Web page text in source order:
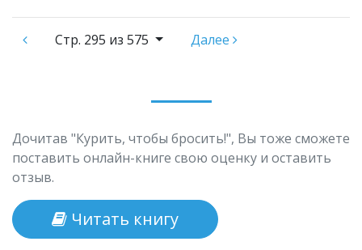
Стр. 295 из 575 Далее
Дочитав "Курить, чтобы бросить!", Вы тоже сможете
поставить онлайн-книге свою оценку и оставить
отзыв.
Читать книгу